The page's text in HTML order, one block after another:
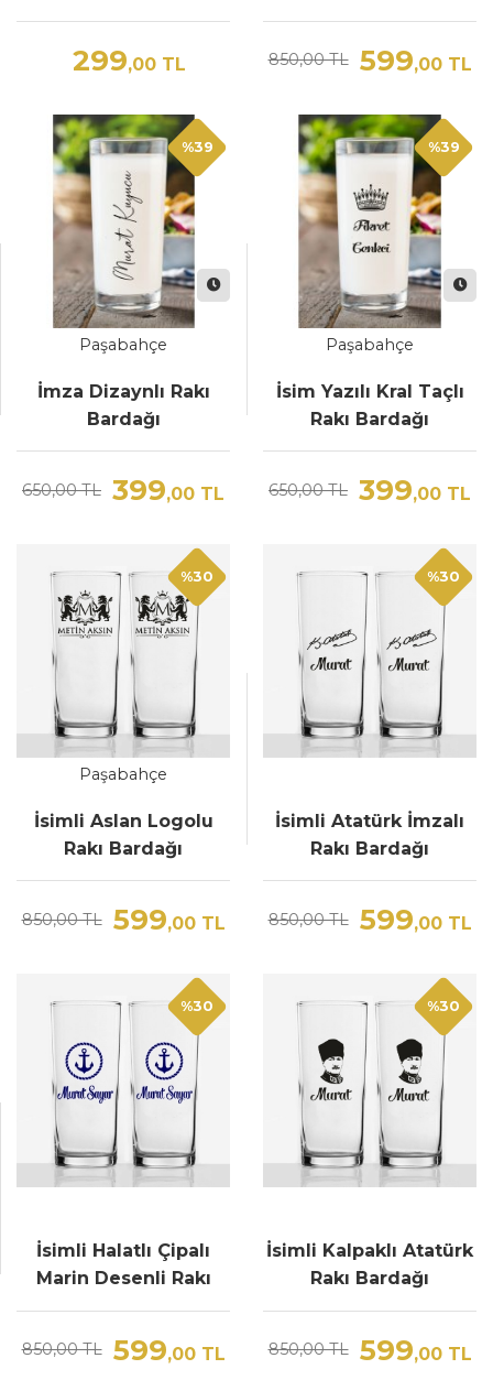
299,00TL 850,00 TL 599,00TL
Paşabahçe
İmza Dizaynlı Rakı
Bardağı
650,00 TL 399,00 TL
%39
Paşabahçe
İsim Yazılı Kral Taçlı
Rakı Bardağı
650,00 TL 399,00 TL
%39
Paşabahçe
İsimli Aslan Logolu
Rakı Bardağı
850,00 TL 599,00TL
%30
İsimli Atatürk İmzalı
Rakı Bardağı
850,00 TL 599,00TL
%30
İsimli Halatlı Çipalı
Marin Desenli Rakı
Bardağı
850,00 TL 599,00TL
%30
İsimli Kalpaklı Atatürk
Rakı Bardağı
850,00 TL 599,00TL
%30